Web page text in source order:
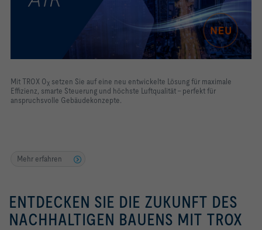
Mit TROX OX setzen Sie auf eine neu entwickelte Lösung für maximale
Effizienz, smarte Steuerung und höchste Luftqualität – perfekt für
anspruchsvolle Gebäudekonzepte.
Mehr erfahren
ENTDECKEN SIE DIE ZUKUNFT DES
NACHHALTIGEN BAUENS MIT TROX